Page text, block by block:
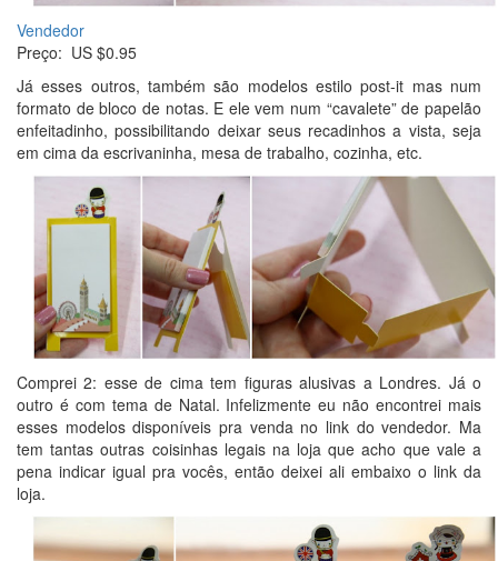
Vendedor
Preço: US $0.95
Já esses outros, também são modelos estilo post-it mas num
formato de bloco de notas. E ele vem num “cavalete” de papelão
enfeitadinho, possibilitando deixar seus recadinhos a vista, seja
em cima da escrivaninha, mesa de trabalho, cozinha, etc.
Comprei 2: esse de cima tem figuras alusivas a Londres. Já o
outro é com tema de Natal. Infelizmente eu não encontrei mais
esses modelos disponíveis pra venda no link do vendedor. Ma
tem tantas outras coisinhas legais na loja que acho que vale a
pena indicar igual pra vocês, então deixei ali embaixo o link da
loja.